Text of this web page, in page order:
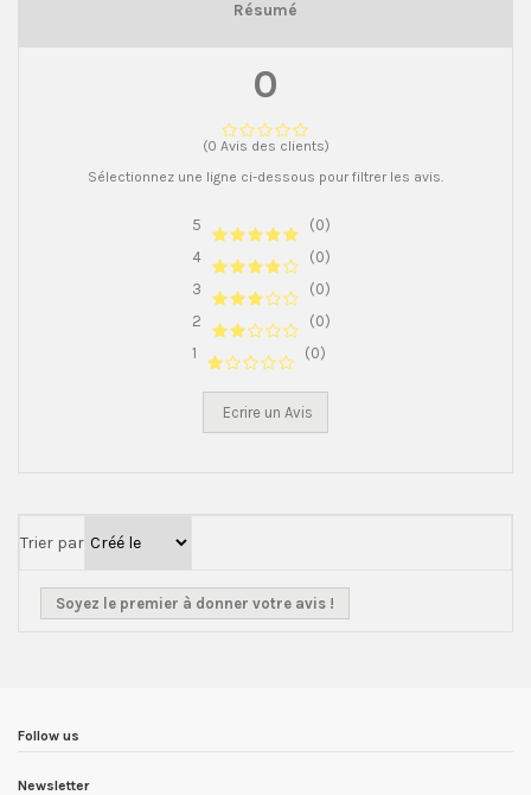
Résumé
0
(0 Avis des clients)
Sélectionnez une ligne ci-dessous pour filtrer les avis.
5
(0)
4
(0)
3
(0)
2
(0)
1
(0)
Ecrire un Avis
Trier par
Soyez le premier à donner votre avis !
Follow us
Newsletter